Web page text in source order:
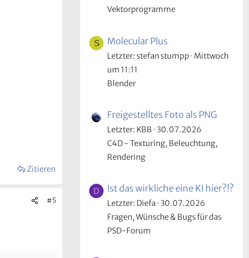
Zitieren
#5
Vektorprogramme
S Molecular Plus
Letzter: stefan stumpp Mittwoch
um 11:11
Blender
Freigestelltes Foto als PNG
Letzter: KBB 30.07.2026
C4D - Texturing, Beleuchtung,
Rendering
D Ist das wirkliche eine KI hier?!?
Letzter: Diefa 30.07.2026
Fragen, Wünsche & Bugs für das
PSD-Forum